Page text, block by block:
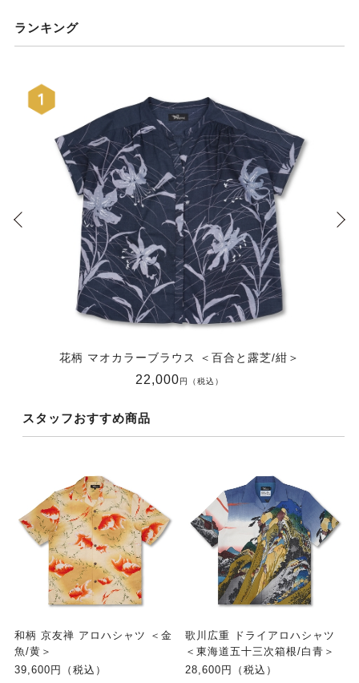
ランキング
花柄 マオカラーブラウス ＜百合と露芝/紺＞
22,000円（税込）
スタッフおすすめ商品
和柄 京友禅 アロハシャツ ＜金
魚/黄＞
39,600円（税込）
歌川広重 ドライアロハシャツ
＜東海道五十三次箱根/白青＞
28,600円（税込）